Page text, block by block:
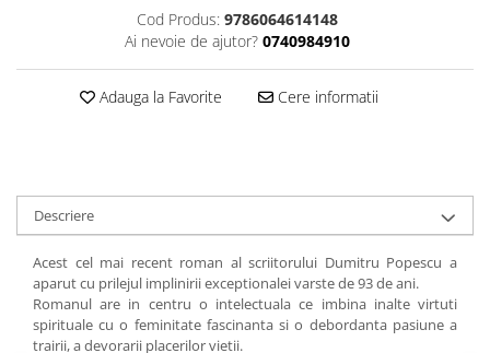
Sociologie si filozofieCod Produs: 9786064614148
Ai nevoie de ajutor? 0740984910
Adauga la Favorite Cere informatii
Descriere
Acest cel mai recent roman al scriitorului Dumitru Popescu a
aparut cu prilejul implinirii exceptionalei varste de 93 de ani.
Romanul are in centru o intelectuala ce imbina inalte virtuti
spirituale cu o feminitate fascinanta si o debordanta pasiune a
trairii, a devorarii placerilor vietii.